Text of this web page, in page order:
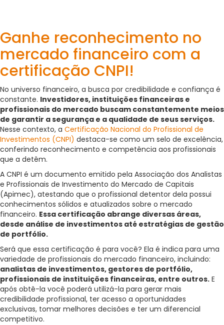
Ganhe reconhecimento no
mercado financeiro com a
certificação CNPI!
No universo financeiro, a busca por credibilidade e confiança é
constante. Investidores, instituições financeiras e
profissionais do mercado buscam constantemente meios
de garantir a segurança e a qualidade de seus serviços.
Nesse contexto, a Certificação Nacional do Profissional de
Investimentos (CNPI) destaca-se como um selo de excelência,
conferindo reconhecimento e competência aos profissionais
que a detêm.
A CNPI é um documento emitido pela Associação dos Analistas
e Profissionais de Investimento do Mercado de Capitais
(Apimec), atestando que o profissional detentor dela possui
conhecimentos sólidos e atualizados sobre o mercado
financeiro. Essa certificação abrange diversas áreas,
desde análise de investimentos até estratégias de gestão
de portfólio.
Será que essa certificação é para você? Ela é indica para uma
variedade de profissionais do mercado financeiro, incluindo:
analistas de investimentos, gestores de portfólio,
profissionais de instituições financeiras, entre outros. E
após obtê-la você poderá utilizá-la para gerar mais
credibilidade profissional, ter acesso a oportunidades
exclusivas, tomar melhores decisões e ter um diferencial
competitivo.